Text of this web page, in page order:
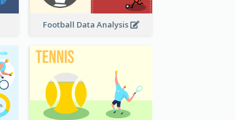
Football Data Analysis